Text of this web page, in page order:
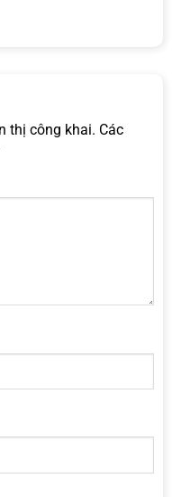
thị công khai. Các